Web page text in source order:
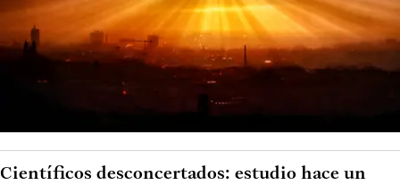
Científicos desconcertados: estudio hace un